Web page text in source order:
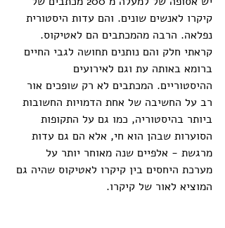
קיקרו לאנשים שונים. והם עדות היסטורית
נפלאה. הרבה מהמכתבים הם לאטיקוס.
קראתי חלק והם נותנים תחושה לגבי החיים
ברומא באותה עת וגם לאירועים
ההיסטוריים. המכתבים לא רק שופכים אור
רב על החשיבה של אחת הדמויות החשובות
ביותר בהיסטוריה, כמו גם על התקופות
הסוערות שבהן הוא חי, אלא הם גם עדות
מרגשת - אלפיים שנה מאוחר יותר על
מערכת היחסים בין קיקרו לאטיקוס שהיה גם
המוציא לאור של קיקרו.